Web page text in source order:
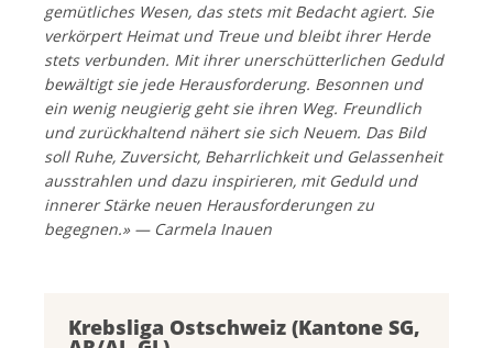
gemütliches Wesen, das stets mit Bedacht agiert. Sie
verkörpert Heimat und Treue und bleibt ihrer Herde
stets verbunden. Mit ihrer unerschütterlichen Geduld
bewältigt sie jede Herausforderung. Besonnen und
ein wenig neugierig geht sie ihren Weg. Freundlich
und zurückhaltend nähert sie sich Neuem. Das Bild
soll Ruhe, Zuversicht, Beharrlichkeit und Gelassenheit
ausstrahlen und dazu inspirieren, mit Geduld und
innerer Stärke neuen Herausforderungen zu
begegnen.» — Carmela Inauen
Krebsliga Ostschweiz (Kantone SG,